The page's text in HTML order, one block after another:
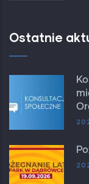
Ostatnie